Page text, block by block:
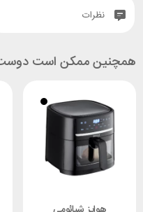
نظرات
همچنین ممکن است